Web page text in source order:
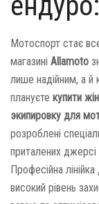
Мотоспорт стає
магазині Allamoto
лише надійним, а
плануєте купити
экипировку для
розроблені
приталених джерсі
Професійна
високий рівень